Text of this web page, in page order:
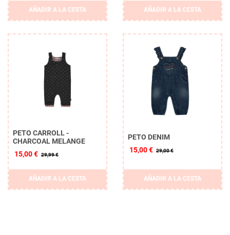
AÑADIR A LA CESTA AÑADIR A LA CESTA
PETO CARROLL -
CHARCOAL MELANGE
15,00 € 29,99 €
AÑADIR A LA CESTA
PETO DENIM
15,00 € 29,00 €
AÑADIR A LA CESTA